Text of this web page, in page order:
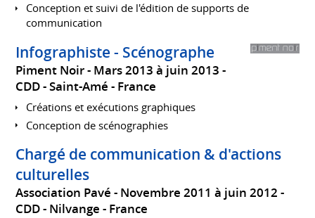
Conception et suivi de l'édition de supports de
communication
Infographiste - Scénographe
Piment Noir
Mars 2013 à juin 2013
CDD
Saint-Amé France
Créations et exécutions graphiques
Conception de scénographies
Chargé de communication & d'actions
culturelles
Association Pavé
Novembre 2011 à juin 2012
CDD
Nilvange France